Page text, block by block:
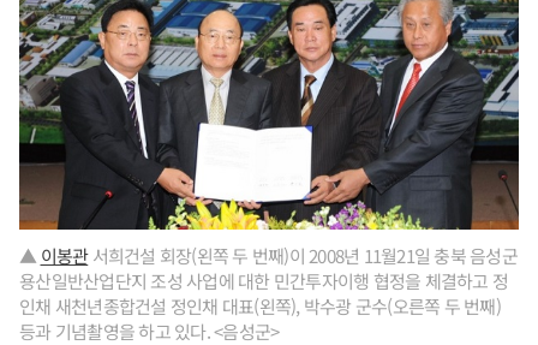
▲ 이봉관서희건설 회장(왼쪽 두 번째)이 2008년 11월21일 충북 음성군
용산일반산업단지 조성 사업에 대한 민간투자이행 협정을 체결하고 정
인채 새천년종합건설 정인채 대표(왼쪽), 박수광 군수(오른쪽 두 번째)
등과 기념촬영을 하고 있다. <음성군>